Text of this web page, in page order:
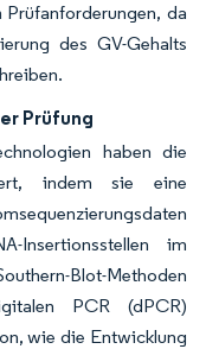
da
des GV-Gehalts
Prüfung
haben die
indem sie eine
Insertionsstellen im
Blot-Methoden
PCR (dPCR)
wie die Entwicklung